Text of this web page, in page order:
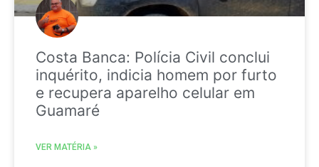
Costa Banca: Polícia Civil conclui
inquérito, indicia homem por furto
e recupera aparelho celular em
Guamaré
VER MATÉRIA »